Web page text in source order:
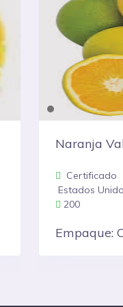
Quinoa en
Certificado
Estados
3600
Empaque: